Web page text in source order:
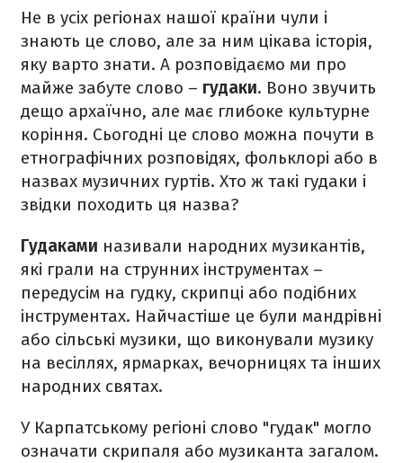
Не в усіх регіонах нашої країни чули і
знають це слово, але за ним цікава історія,
яку варто знати. А розповідаємо ми про
майже забуте слово – гудаки. Воно звучить
дещо архаїчно, але має глибоке культурне
коріння. Сьогодні це слово можна почути в
етнографічних розповідях, фольклорі або в
назвах музичних гуртів. Хто ж такі гудаки і
звідки походить ця назва?
Гудаками називали народних музикантів,
які грали на струнних інструментах –
передусім на гудку, скрипці або подібних
інструментах. Найчастіше це були мандрівні
або сільські музики, що виконували музику
на весіллях, ярмарках, вечорницях та інших
народних святах.
У Карпатському регіоні слово "гудак" могло
означати скрипаля або музиканта загалом.